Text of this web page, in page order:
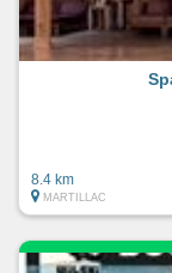
8.4 km
MARTILLAC